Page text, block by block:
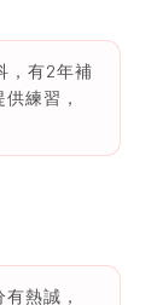
，有2年補
練習，
熱誠，